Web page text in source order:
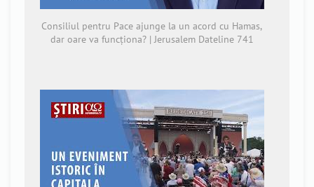
Consiliul pentru Pace ajunge la un acord cu Hamas,
dar oare va funcționa? | Jerusalem Dateline 741